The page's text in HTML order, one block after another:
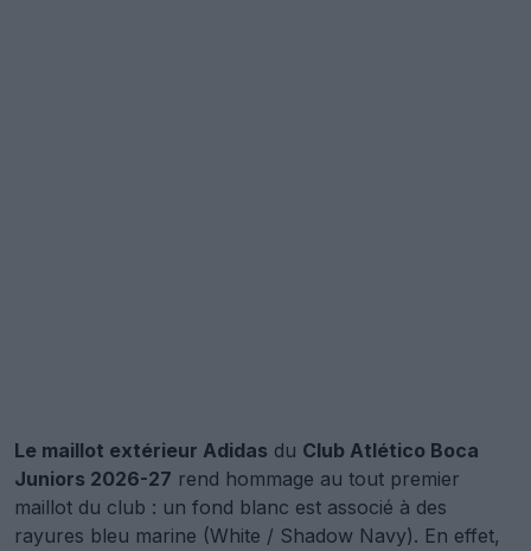
Le maillot extérieur Adidas du Club Atlético Boca
Juniors 2026-27 rend hommage au tout premier
maillot du club : un fond blanc est associé à des
rayures bleu marine (White / Shadow Navy). En effet,